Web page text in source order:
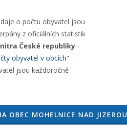
o počtu obyvatel jsou
z oficiálních statistik
České republiky -
obyvatel v obcích".
jsou každoročně
OBEC MOHELNICE NAD JIZEROU